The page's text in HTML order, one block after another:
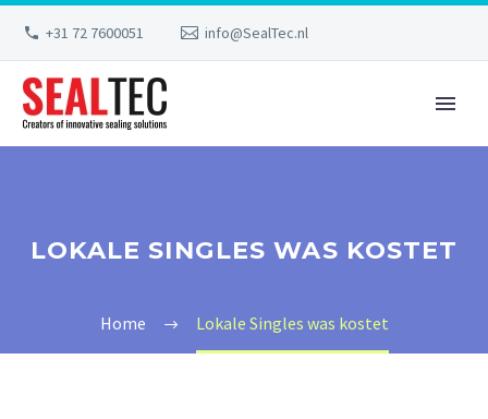
+31 72 7600051 info@SealTec.nl
LOKALE SINGLES WAS KOSTET
Home Lokale Singles was kostet